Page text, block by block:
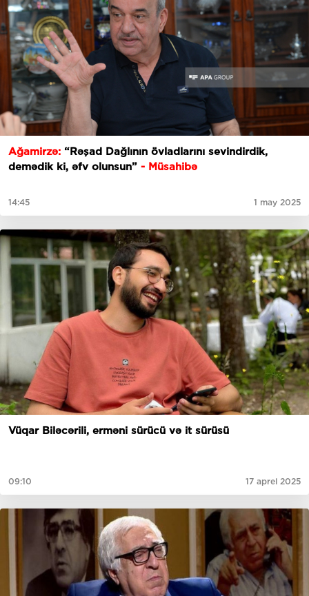
Ağamirzə: “Rəşad Dağlının övladlarını sevindirdik,
demədik ki, əfv olunsun” - Müsahibə
14:45 1 may 2025
Vüqar Biləcərili, erməni sürücü və it sürüsü
09:10 17 aprel 2025